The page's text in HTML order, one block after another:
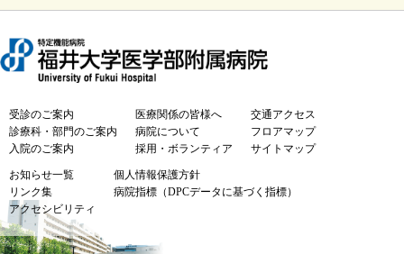
受診のご案内
診療科・部門のご案内
入院のご案内
医療関係の皆様へ
病院について
採用・ボランティア
交通アクセス
フロアマップ
サイトマップ
お知らせ一覧
リンク集
アクセシビリティ
個人情報保護方針
病院指標（DPCデータに基づく指標）